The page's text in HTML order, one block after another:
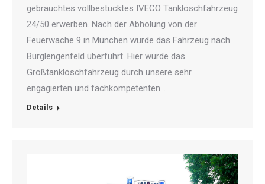
gebrauchtes vollbestücktes IVECO Tanklöschfahrzeug
24/50 erwerben. Nach der Abholung von der
Feuerwache 9 in München wurde das Fahrzeug nach
Burglengenfeld überführt. Hier wurde das
Großtanklöschfahrzeug durch unsere sehr
engagierten und fachkompetenten…
Details